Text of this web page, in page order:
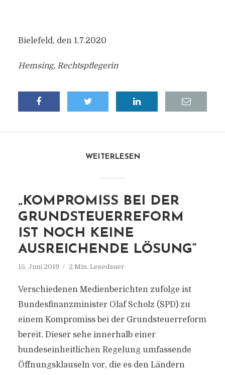
Bielefeld, den 1.7.2020
Hemsing, Rechtspflegerin
WEITERLESEN
„KOMPROMISS BEI DER
GRUNDSTEUERREFORM
IST NOCH KEINE
AUSREICHENDE LÖSUNG“
15. Juni 2019 2 Min. Lesedauer
Verschiedenen Medienberichten zufolge ist
Bundesfinanzminister Olaf Scholz (SPD) zu
einem Kompromiss bei der Grundsteuerreform
bereit. Dieser sehe innerhalb einer
bundeseinheitlichen Regelung umfassende
Öffnungsklauseln vor, die es den Ländern